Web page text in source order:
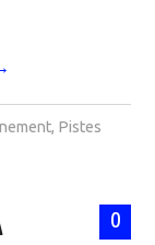
, Pistes
0